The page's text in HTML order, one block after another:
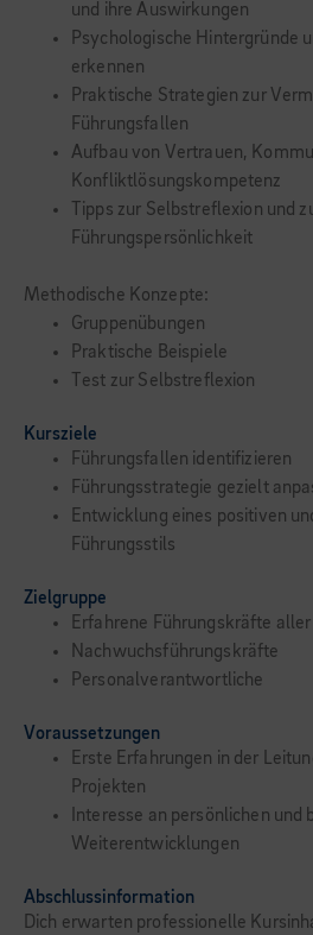
und ihre Auswirkungen
Psychologische Hintergründe
erkennen
Praktische Strategien zur
Führungsfallen
Aufbau von Vertrauen,
Konfliktlösungskompetenz
Tipps zur Selbstreflexion und
Führungspersönlichkeit
Methodische Konzepte:
Gruppenübungen
Praktische Beispiele
Test zur Selbstreflexion
Kursziele
Führungsfallen identifizieren
Führungsstrategie gezielt
Entwicklung eines positiven
Führungsstils
Zielgruppe
Erfahrene Führungskräfte aller
Nachwuchsführungskräfte
Personalverantwortliche
Voraussetzungen
Erste Erfahrungen in der
Projekten
Interesse an persönlichen und
Weiterentwicklungen
Abschlussinformation
Dich erwarten professionelle